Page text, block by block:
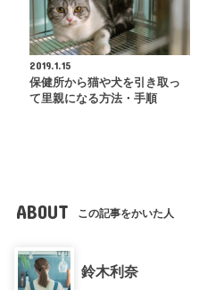
2019.1.15
保健所から猫や犬を引き取っ
て里親になる方法・手順
ABOUT この記事をかいた人
鈴木利奈